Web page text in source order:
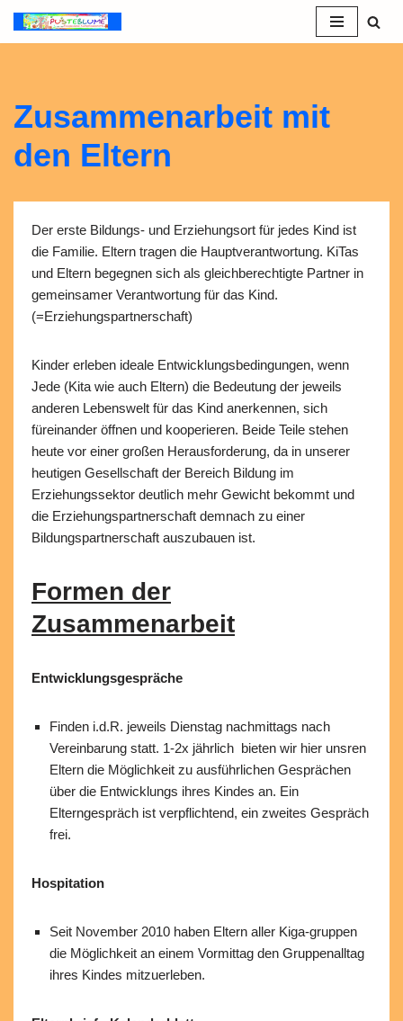
Zum
Zusammenarbeit mit
den Eltern
Der erste Bildungs- und Erziehungsort für jedes Kind ist
die Familie. Eltern tragen die Hauptverantwortung. KiTas
und Eltern begegnen sich als gleichberechtigte Partner in
gemeinsamer Verantwortung für das Kind.
(=Erziehungspartnerschaft)
Kinder erleben ideale Entwicklungsbedingungen, wenn
Jede (Kita wie auch Eltern) die Bedeutung der jeweils
anderen Lebenswelt für das Kind anerkennen, sich
füreinander öffnen und kooperieren. Beide Teile stehen
heute vor einer großen Herausforderung, da in unserer
heutigen Gesellschaft der Bereich Bildung im
Erziehungssektor deutlich mehr Gewicht bekommt und
die Erziehungspartnerschaft demnach zu einer
Bildungspartnerschaft auszubauen ist.
Formen der
Zusammenarbeit
Entwicklungsgespräche
Finden i.d.R. jeweils Dienstag nachmittags nach
Vereinbarung statt. 1-2x jährlich bieten wir hier unsren
Eltern die Möglichkeit zu ausführlichen Gesprächen
über die Entwicklungs ihres Kindes an. Ein
Elterngespräch ist verpflichtend, ein zweites Gespräch
frei.
Hospitation
Seit November 2010 haben Eltern aller Kiga-gruppen
die Möglichkeit an einem Vormittag den Gruppenalltag
ihres Kindes mitzuerleben.